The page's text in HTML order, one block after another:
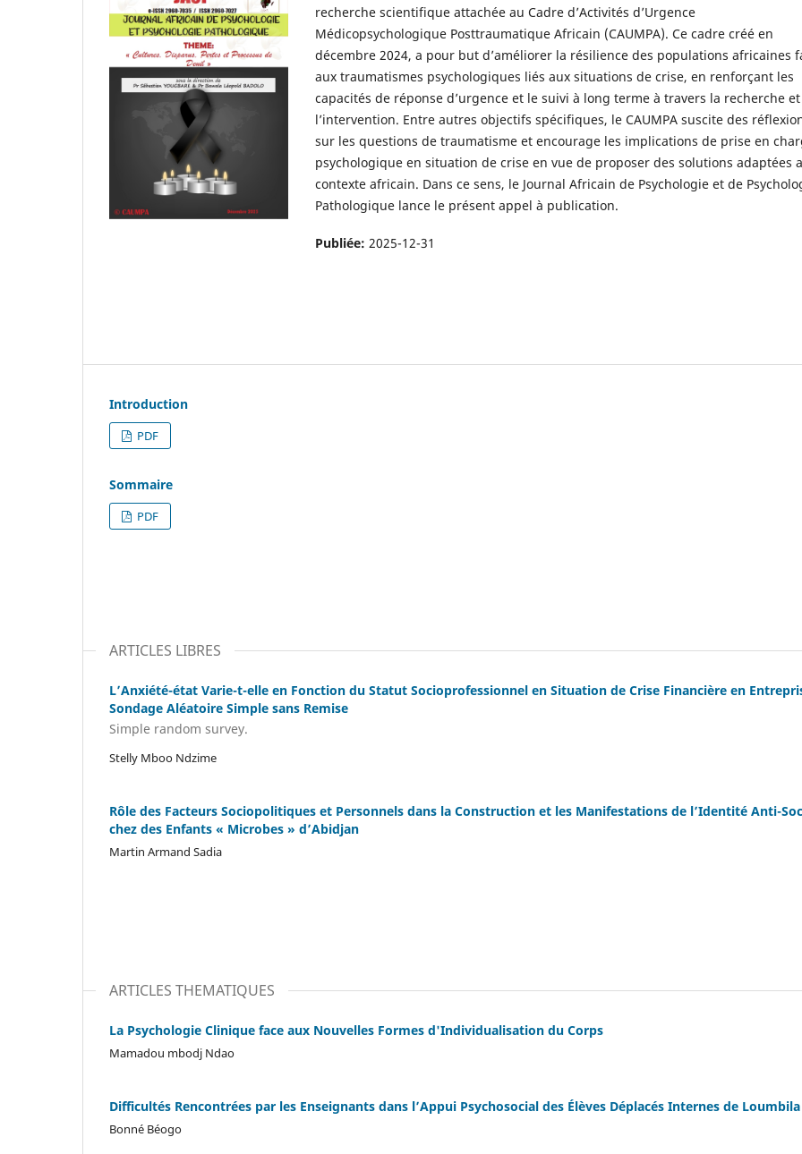
recherche scientifique attachée au Cadre d’Activités d’Urgence
Médicopsychologique Posttraumatique Africain (CAUMPA). Ce cadre créé en
décembre 2024, a pour but d’améliorer la résilience des populations africaines
aux traumatismes psychologiques liés aux situations de crise, en renforçant les
capacités de réponse d’urgence et le suivi à long terme à travers la recherche et
l’intervention. Entre autres objectifs spécifiques, le CAUMPA suscite des
sur les questions de traumatisme et encourage les implications de prise en
psychologique en situation de crise en vue de proposer des solutions adaptées
contexte africain. Dans ce sens, le Journal Africain de Psychologie et de
Pathologique lance le présent appel à publication.
Publiée: 2025-12-31
Introduction
PDF
Sommaire
PDF
ARTICLES LIBRES
L’Anxiété-état Varie-t-elle en Fonction du Statut Socioprofessionnel en Situation de Crise Financière en
Sondage Aléatoire Simple sans Remise
Simple random survey.
Stelly Mboo Ndzime
Rôle des Facteurs Sociopolitiques et Personnels dans la Construction et les Manifestations de l’Identité Anti-
chez des Enfants « Microbes » d’Abidjan
Martin Armand Sadia
ARTICLES THEMATIQUES
La Psychologie Clinique face aux Nouvelles Formes d'Individualisation du Corps
Mamadou mbodj Ndao
Difficultés Rencontrées par les Enseignants dans l’Appui Psychosocial des Élèves Déplacés Internes de Loumbila
Bonné Béogo